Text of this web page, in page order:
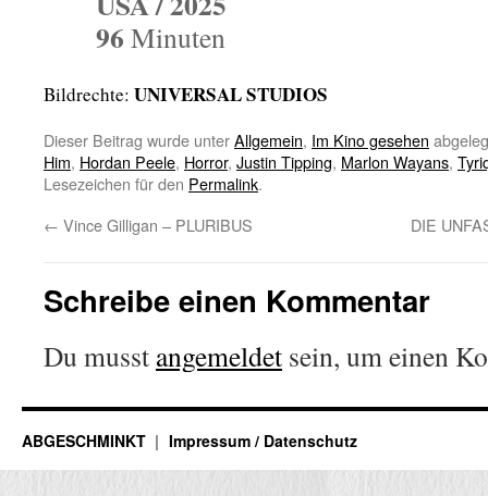
96 Minuten
Bildrechte: UNIVERSAL STUDIOS
Dieser Beitrag wurde unterAllgemein, Im Kino gesehen
Him, Hordan Peele, Horror, Justin Tipping, Marlon Wayans,
Lesezeichen für den Permalink.
← Vince Gilligan – PLURIBUS DIE
Schreibe einen Kommentar
Du musst angemeldet sein, um einen
ABGESCHMINKT Impressum / Datenschutz